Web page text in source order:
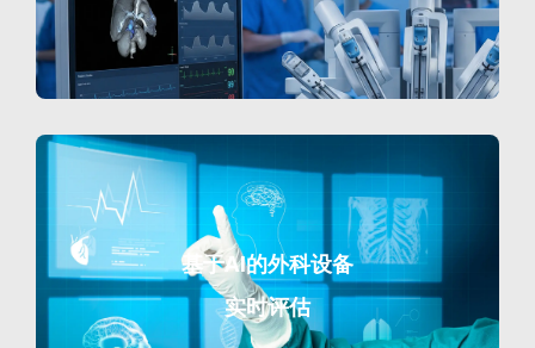
基于AI的外科设备
实时评估